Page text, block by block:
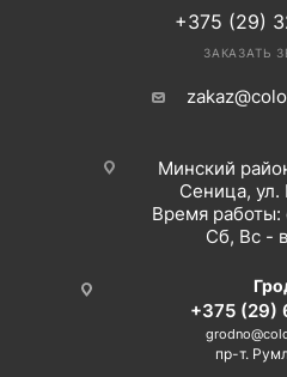
+375 (29)
ЗАКАЗАТЬ
Минский
Сеница, ул.
Время работы:
Сб, Вс -
+375 (29)
пр-т.